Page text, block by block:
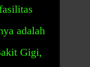
adalah
Gigi,